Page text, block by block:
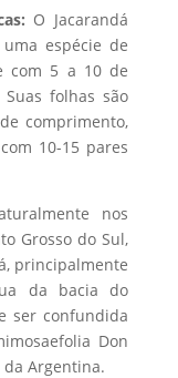
O Jacarandá
espécie de
com 5 a 10 de
folhas são
comprimento,
10-15 pares
nos
Grosso do Sul,
principalmente
da bacia do
ser confundida
Don
Argentina.